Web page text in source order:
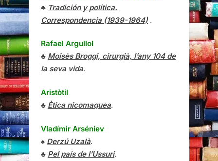
♣ Tradición y política.
Correspondencia (1939-1964) .
Rafael Argullol
♣ Moisès Broggi, cirurgià, l’any 104 de
la seva vida.
Aristòtil
♣ Ètica nicomaquea.
Vladímir Arséniev
♠ Derzú Uzalà.
♣ Pel país de l’Ussuri.